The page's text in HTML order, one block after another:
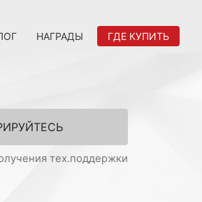
НАГРАДЫ ГДЕ КУПИТЬ
тех.поддержки